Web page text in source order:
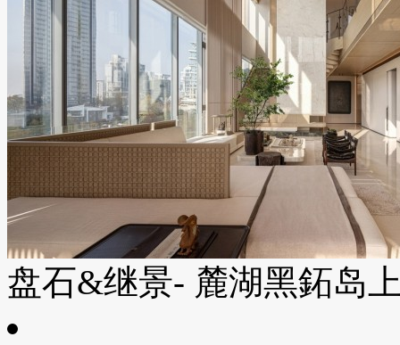
盘石&继景- 麓湖黑鉐岛